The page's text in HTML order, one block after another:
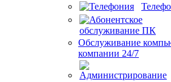
Обслуживание
компании 24/7